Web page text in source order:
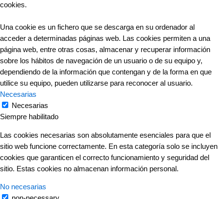
cookies.
Una cookie es un fichero que se descarga en su ordenador al
acceder a determinadas páginas web. Las cookies permiten a una
página web, entre otras cosas, almacenar y recuperar información
sobre los hábitos de navegación de un usuario o de su equipo y,
dependiendo de la información que contengan y de la forma en que
utilice su equipo, pueden utilizarse para reconocer al usuario.
Necesarias
Necesarias
Siempre habilitado
Las cookies necesarias son absolutamente esenciales para que el
sitio web funcione correctamente. En esta categoría solo se incluyen
cookies que garanticen el correcto funcionamiento y seguridad del
sitio. Estas cookies no almacenan información personal.
No necesarias